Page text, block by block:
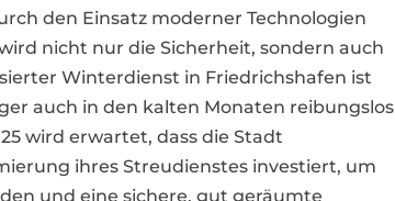
den Einsatz moderner Technologien
nicht nur die Sicherheit, sondern auch
Winterdienst in Friedrichshafen ist
auch in den kalten Monaten reibungslos
wird erwartet, dass die Stadt
ihres Streudienstes investiert, um
und eine sichere, gut geräumte